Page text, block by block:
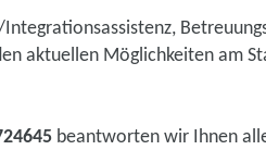
aktuellen Möglichkeiten am
beantworten wir Ihnen